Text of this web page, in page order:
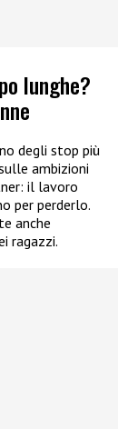
lunghe?
degli stop più
ambizioni
il lavoro
per perderlo.
anche
ragazzi.